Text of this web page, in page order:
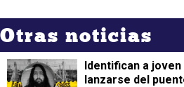
Otras noticias
Identifican a
lanzarse del